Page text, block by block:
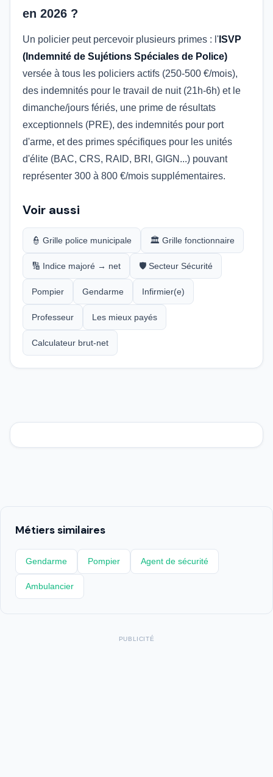
en 2026 ?
Un policier peut percevoir plusieurs primes : l' ISVP
(Indemnité de Sujétions Spéciales de Police)
versée à tous les policiers actifs (250-500 €/mois),
des indemnités pour le travail de nuit (21h-6h) et le
dimanche/jours fériés, une prime de résultats
exceptionnels (PRE), des indemnités pour port
d'arme, et des primes spécifiques pour les unités
d'élite (BAC, CRS, RAID, BRI, GIGN...) pouvant
représenter 300 à 800 €/mois supplémentaires.
Voir aussi
👮 Grille police municipale 🏛️ Grille fonctionnaire
🔢 Indice majoré → net 🛡️ Secteur Sécurité
Pompier Gendarme Infirmier(e)
Professeur Les mieux payés
Calculateur brut-net
Métiers similaires
Gendarme Pompier Agent de sécurité
Ambulancier
PUBLICITÉ